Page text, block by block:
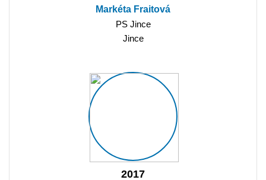
Markéta Fraitová
PS Jince
Jince
2017